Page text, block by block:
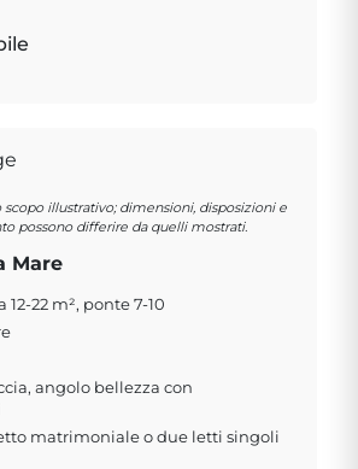
illustrativo; dimensioni, disposizioni e
possono differire da quelli mostrati.
Mare
22 m², ponte 7-10
angolo bellezza con
matrimoniale o due letti singoli